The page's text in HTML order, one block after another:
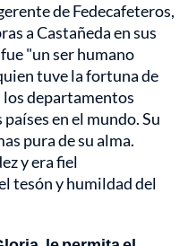
de Fedecafeteros,
a Castañeda en sus
"un ser humano
tuve la fortuna de
departamentos
en el mundo. Su
pura de su alma.
y era fiel
tesón y humildad del